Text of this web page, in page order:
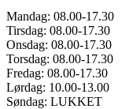
Mandag: 08.00-17.30
Tirsdag: 08.00-17.30
Onsdag: 08.00-17.30
Torsdag: 08.00-17.30
Fredag: 08.00-17.30
Lørdag: 10.00-13.00
Søndag: LUKKET